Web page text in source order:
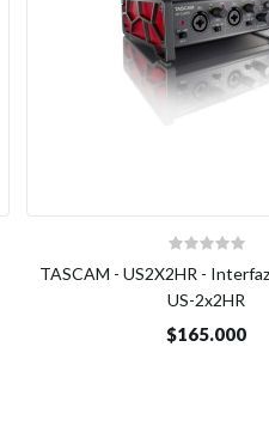
TASCAM - US2X2HR -
US-2x2HR
$165.000